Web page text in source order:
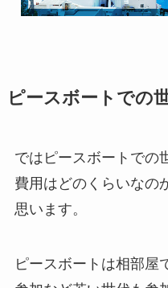
ピースボートでの
ではピースボートでの
費用はどのくらいなの
思います。
ピースボートは相部屋